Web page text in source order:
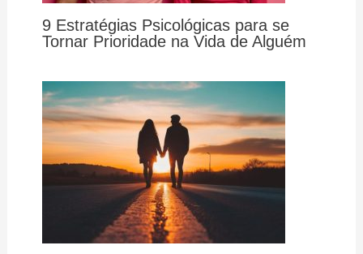
9 Estratégias Psicológicas para se
Tornar Prioridade na Vida de Alguém